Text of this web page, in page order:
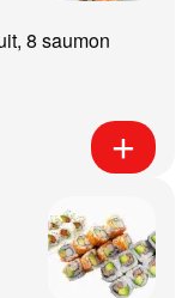
8 saumon